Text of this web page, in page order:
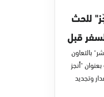
للحث
قبل
بالتعاون
"أنجز
وتجديد